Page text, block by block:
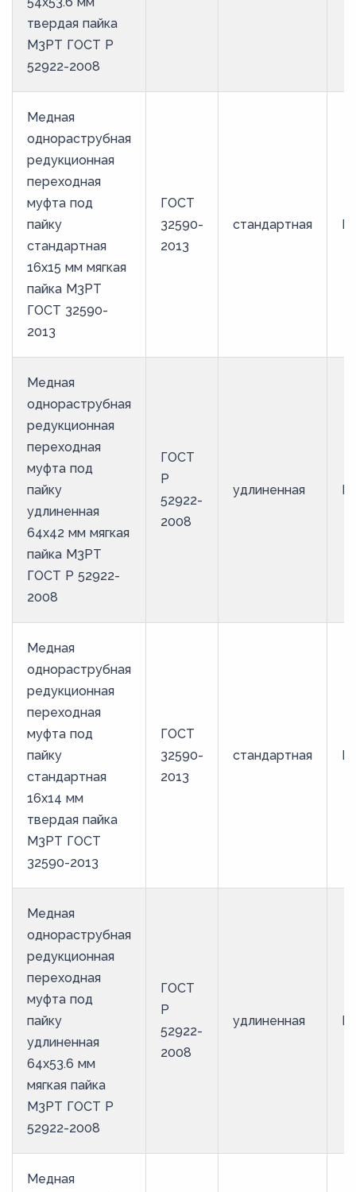
твердая пайка
М3РТ ГОСТ Р
52922-2008
Медная
однораструбная
редукционная
переходная
муфта под
пайку
стандартная
16х15 мм мягкая
пайка М3РТ
ГОСТ 32590-
2013
ГОСТ
32590-
2013
стандартная
Медная
однораструбная
редукционная
переходная
муфта под
пайку
удлиненная
64х42 мм мягкая
пайка М3РТ
ГОСТ Р 52922-
2008
ГОСТ
Р
52922-
2008
удлиненная
Медная
однораструбная
редукционная
переходная
муфта под
пайку
стандартная
16х14 мм
твердая пайка
М3РТ ГОСТ
32590-2013
ГОСТ
32590-
2013
стандартная
Медная
однораструбная
редукционная
переходная
муфта под
пайку
удлиненная
64х53.6 мм
мягкая пайка
М3РТ ГОСТ Р
52922-2008
ГОСТ
Р
52922-
2008
удлиненная
Медная